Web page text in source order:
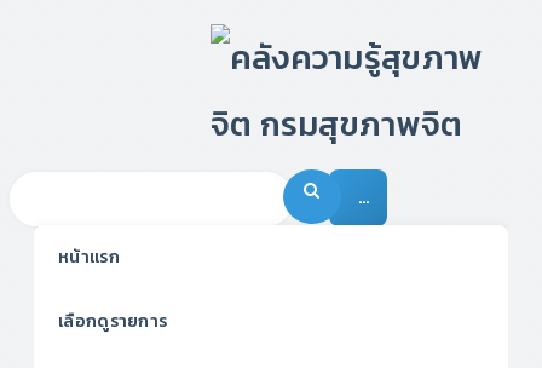
…
หน้าแรก
เลือกดูรายการ